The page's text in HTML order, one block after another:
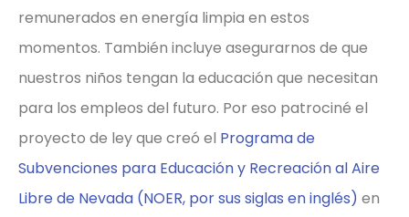
remunerados en energía limpia en estos
momentos. También incluye asegurarnos de que
nuestros niños tengan la educación que necesitan
para los empleos del futuro. Por eso patrociné el
proyecto de ley que creó el Programa de
Subvenciones para Educación y Recreación al Aire
Libre de Nevada (NOER, por sus siglas en inglés) en